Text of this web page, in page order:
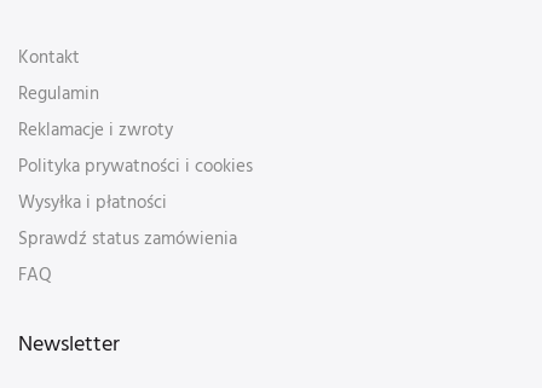
Kontakt
Regulamin
Reklamacje i zwroty
Polityka prywatności i cookies
Wysyłka i płatności
Sprawdź status zamówienia
FAQ
Newsletter